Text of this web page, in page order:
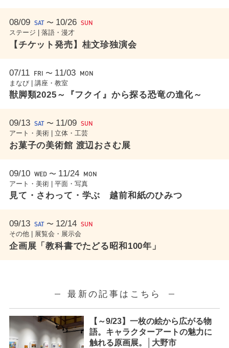
08/09 SAT〜 10/26 SUN
ステージ | 落語・漫才
【チケット発売】桂文珍独演会
07/11 FRI 〜 11/03
MON
まなび | 講座・教室
獣脚類2025～『フクイ』から探る恐竜の進化～
09/13 SAT〜 11/09 SUN
アート・美術 | 立体・工芸
お菓子の美術館 渡辺おさむ展
09/10 WED〜 11/24
MON
アート・美術 | 平面・写真
見て・さわって・学ぶ 越前和紙のひみつ
09/13 SAT〜 12/14 SUN
その他 | 展覧会・展示会
企画展「教科書でたどる昭和100年」
最新の記事はこちら
【～9/23】一枚の絵から広がる物
語。キャラクターアートの魅力に
触れる原画展。│大野市